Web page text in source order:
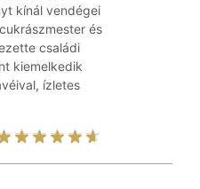
kínál vendégei
és
családi
kiemelkedik
ízletes